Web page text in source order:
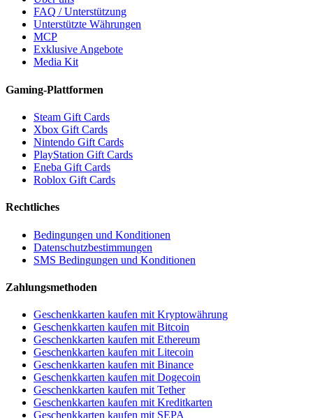
FAQ / Unterstützung
Unterstützte Währungen
MCP
Exklusive Angebote
Media Kit
Gaming-Plattformen
Steam Gift Cards
Xbox Gift Cards
Nintendo Gift Cards
PlayStation Gift Cards
Eneba Gift Cards
Roblox Gift Cards
Rechtliches
Bedingungen und Konditionen
Datenschutzbestimmungen
SMS Bedingungen und Konditionen
Zahlungsmethoden
Geschenkkarten kaufen mit Kryptowährung
Geschenkkarten kaufen mit Bitcoin
Geschenkkarten kaufen mit Ethereum
Geschenkkarten kaufen mit Litecoin
Geschenkkarten kaufen mit Binance
Geschenkkarten kaufen mit Dogecoin
Geschenkkarten kaufen mit Tether
Geschenkkarten kaufen mit Kreditkarten
Geschenkkarten kaufen mit SEPA